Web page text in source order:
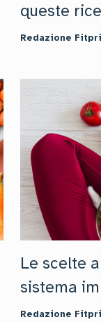
queste
Redazione
Le scelte
sistema
Redazione